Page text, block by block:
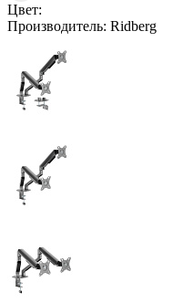
Цвет:
Производитель: Ridberg